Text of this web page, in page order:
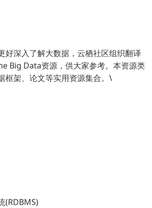
深入了解大数据，云栖社区组织翻译
Big Data资源，供大家参考。本资源类
框架、论文等实用资源集合。\
(RDBMS)